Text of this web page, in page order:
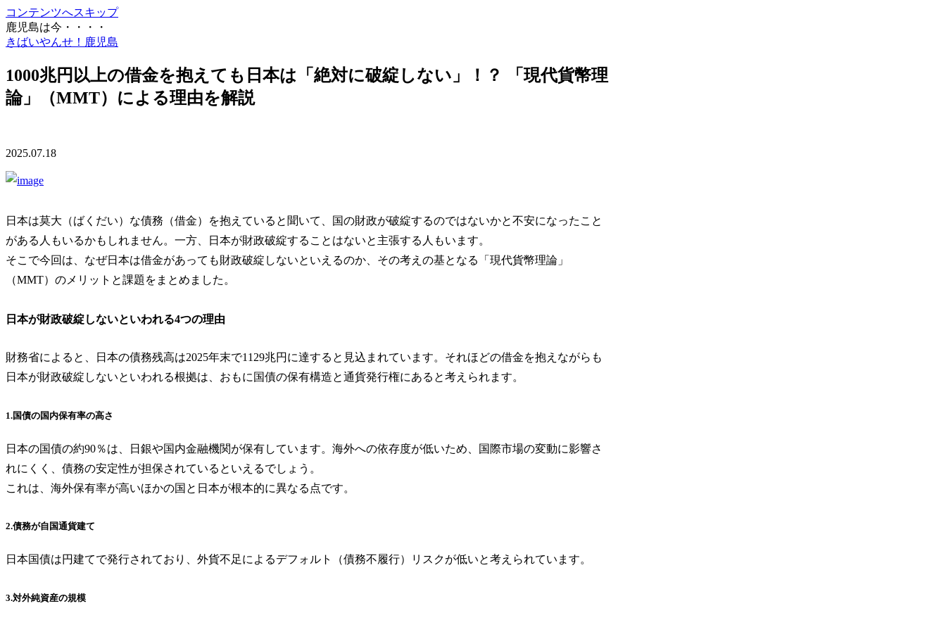
コンテンツへスキップ
鹿児島は今・・・・
きばいやんせ！鹿児島
1000兆円以上の借金を抱えても日本は「絶対に破綻しない」！？ 「現代貨幣理
論」（MMT）による理由を解説
2025.07.18
日本は莫大（ばくだい）な債務（借金）を抱えていると聞いて、国の財政が破綻するのではないかと不安になったこと
がある人もいるかもしれません。一方、日本が財政破綻することはないと主張する人もいます。
そこで今回は、なぜ日本は借金があっても財政破綻しないといえるのか、その考えの基となる「現代貨幣理論」
（MMT）のメリットと課題をまとめました。
日本が財政破綻しないといわれる4つの理由
財務省によると、日本の債務残高は2025年末で1129兆円に達すると見込まれています。それほどの借金を抱えながらも
日本が財政破綻しないといわれる根拠は、おもに国債の保有構造と通貨発行権にあると考えられます。
1.国債の国内保有率の高さ
日本の国債の約90％は、日銀や国内金融機関が保有しています。海外への依存度が低いため、国際市場の変動に影響さ
れにくく、債務の安定性が担保されているといえるでしょう。
これは、海外保有率が高いほかの国と日本が根本的に異なる点です。
2.債務が自国通貨建て
日本国債は円建てで発行されており、外貨不足によるデフォルト（債務不履行）リスクが低いと考えられています。
3.対外純資産の規模